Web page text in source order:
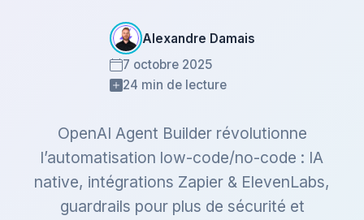
Alexandre Damais
7 octobre 2025
24 min de lecture
OpenAI Agent Builder révolutionne
l’automatisation low-code/no-code : IA
native, intégrations Zapier & ElevenLabs,
guardrails pour plus de sécurité et